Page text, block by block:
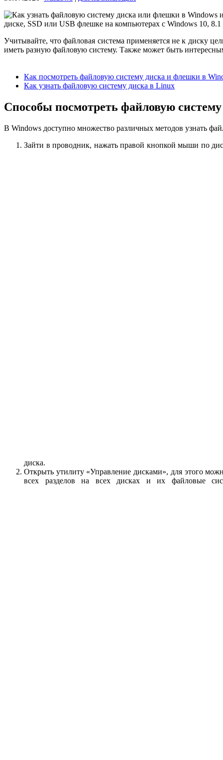
диске, SSD или USB флешке на компьютерах с Windows 10,
Учитывайте, что файловая система применяется не к диску
иметь разную файловую систему. Также может быть
Как посмотреть файловую систему диска и флешки в
Как узнать файловую систему диска в Linux
Способы посмотреть файловую
В Windows доступно множество различных методов узнать
Зайти в проводник, нажать правой кнопкой мыши по
диска.
Открыть утилиту «Управление дисками», для этого
всех разделов на всех дисках и их файловые